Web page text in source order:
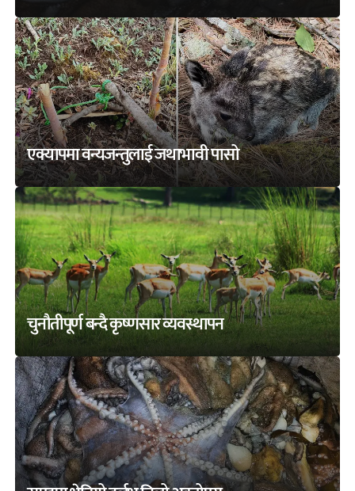
एक्यापमा वन्यजन्तुलाई जथाभावी पासो
चुनौतीपूर्ण बन्दै कृष्णसार व्यवस्थापन